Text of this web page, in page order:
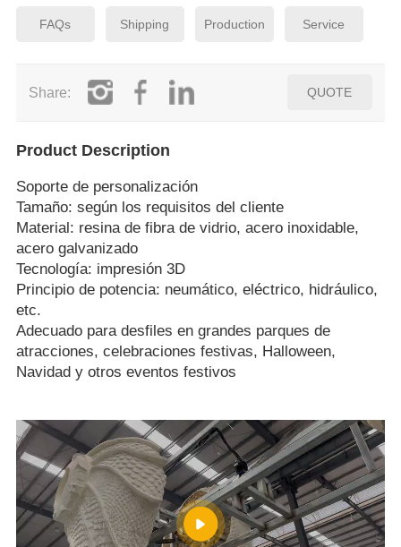
FAQs Shipping Production Service
Share: QUOTE
Product Description
Soporte de personalización
Tamaño: según los requisitos del cliente
Material: resina de fibra de vidrio, acero inoxidable,
acero galvanizado
Tecnología: impresión 3D
Principio de potencia: neumático, eléctrico, hidráulico,
etc.
Adecuado para desfiles en grandes parques de
atracciones, celebraciones festivas, Halloween,
Navidad y otros eventos festivos